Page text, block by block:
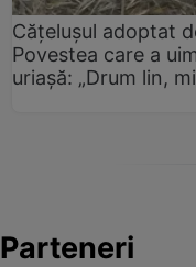
Cățelușul adoptat
Povestea care a
uriașă: „Drum lin,
Parteneri